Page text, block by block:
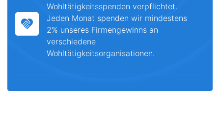
Wohltätigkeitsspenden verpflichtet.
Jeden Monat spenden wir mindestens
2% unseres Firmengewinns an
verschiedene
Wohltätigkeitsorganisationen.